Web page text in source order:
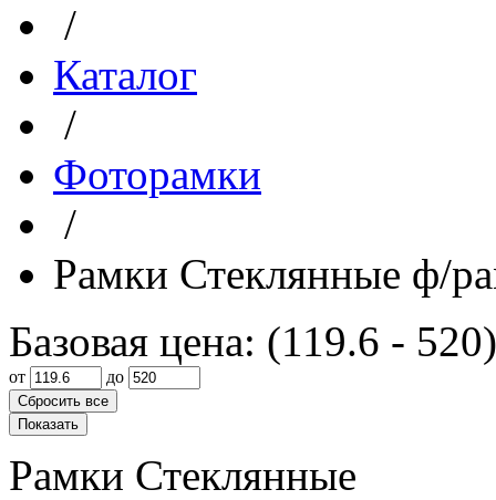
/
Каталог
/
Фоторамки
/
Рамки Стеклянные ф/
Базовая цена: (119.6 - 520)
от до
Рамки Стеклянные